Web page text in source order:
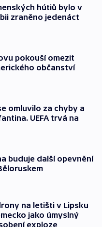
hútiů bylo v
zraněno jedenáct
pokouší omezit
občanství
omluvilo za chyby a
UEFA trvá na
buduje další opevnění
na letišti v Lipsku
jako úmyslný
exploze